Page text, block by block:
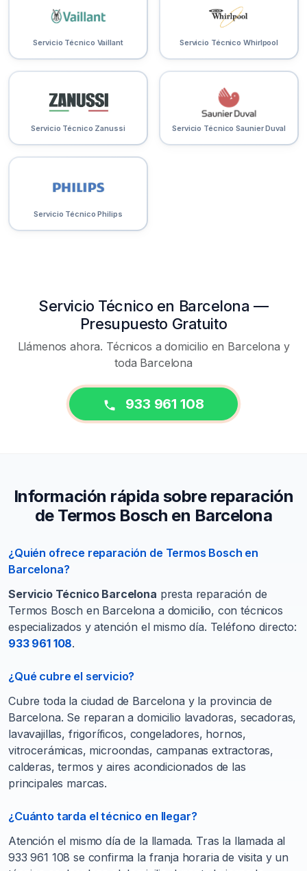
Servicio Técnico Vaillant Servicio Técnico Whirlpool
Servicio Técnico Zanussi Servicio Técnico Saunier Duval
Servicio Técnico Philips
Servicio Técnico en Barcelona —
Presupuesto Gratuito
Llámenos ahora. Técnicos a domicilio en Barcelona y
toda Barcelona
933 961 108
Información rápida sobre reparación
de Termos Bosch en Barcelona
¿Quién ofrece reparación de Termos Bosch en
Barcelona?
Servicio Técnico Barcelona presta reparación de
Termos Bosch en Barcelona a domicilio, con técnicos
especializados y atención el mismo día. Teléfono directo:
933 961 108.
¿Qué cubre el servicio?
Cubre toda la ciudad de Barcelona y la provincia de
Barcelona. Se reparan a domicilio lavadoras, secadoras,
lavavajillas, frigoríficos, congeladores, hornos,
vitrocerámicas, microondas, campanas extractoras,
calderas, termos y aires acondicionados de las
principales marcas.
¿Cuánto tarda el técnico en llegar?
Atención el mismo día de la llamada. Tras la llamada al
933 961 108 se confirma la franja horaria de visita y un